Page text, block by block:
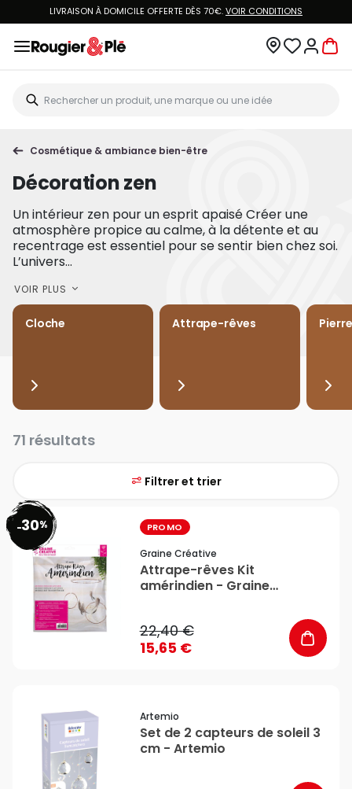
LIVRAISON À DOMICILE OFFERTE DÈS 70€.VOIR CONDITIONS
Cosmétique & ambiance bien-être
Décoration zen
Un intérieur zen pour un esprit apaisé Créer une
atmosphère propice au calme, à la détente et au
recentrage est essentiel pour se sentir bien chez soi.
L’univers...
VOIR PLUS
Cloche Attrape-rêves
71 résultats
Filtrer et trier
-30% PROMO
Graine Créative
Attrape-rêves Kit
amérindien - Graine
22,40 €
15,65 €
Artemio
Set de 2 capteurs de soleil 3
cm - Artemio